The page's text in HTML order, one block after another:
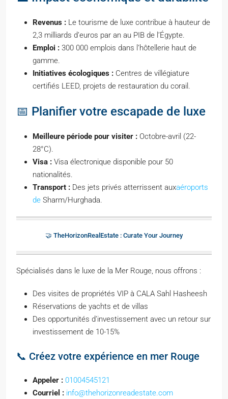
Revenus : Le tourisme de luxe contribue à hauteur de
2,3 milliards d’euros par an au PIB de l’Égypte.
Emploi : 300 000 emplois dans l’hôtellerie haut de
gamme.
Initiatives écologiques : Centres de villégiature
certifiés LEED, projets de restauration du corail.
📅 Planifier votre escapade de luxe
Meilleure période pour visiter : Octobre-avril (22-
28°C).
Visa : Visa électronique disponible pour 50
nationalités.
Transport : Des jets privés atterrissent auxaéroports
de Sharm/Hurghada.
🤝 TheHorizonRealEstate : Curate Your Journey
Spécialisés dans le luxe de la Mer Rouge, nous offrons :
Des visites de propriétés VIP à CALA Sahl Hasheesh
Réservations de yachts et de villas
Des opportunités d’investissement avec un retour sur
investissement de 10-15%
📞 Créez votre expérience en mer Rouge
Appeler : 01004545121
Courriel : info@thehorizonreadestate.com